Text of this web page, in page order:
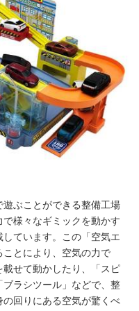
ぶことができる整備工場
様々なギミックを動かす
ています。この「空気エ
とにより、空気の力で
載せて動かしたり、「スピ
ラシツール」などで、整
回りにある空気が驚くべ